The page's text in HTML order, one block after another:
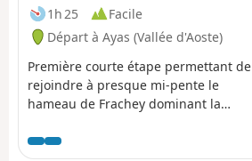
1h 25
Facile
Départ à Ayas (Vallée d'Aoste)
Première courte étape permettant de
rejoindre à presque mi-pente le
hameau de Frachey dominant la